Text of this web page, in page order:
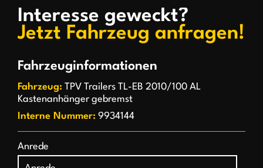
Interesse geweckt?
Jetzt Fahrzeug anfragen!
Fahrzeuginformationen
Fahrzeug: TPV Trailers TL-EB 2010/100 AL
Kastenanhänger gebremst
Interne Nummer: 9934144
Anrede